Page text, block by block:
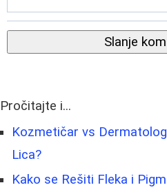
Slanje
Pročitajte i...
Kozmetičar vs
Lica?
Kako se Rešiti Fleka i